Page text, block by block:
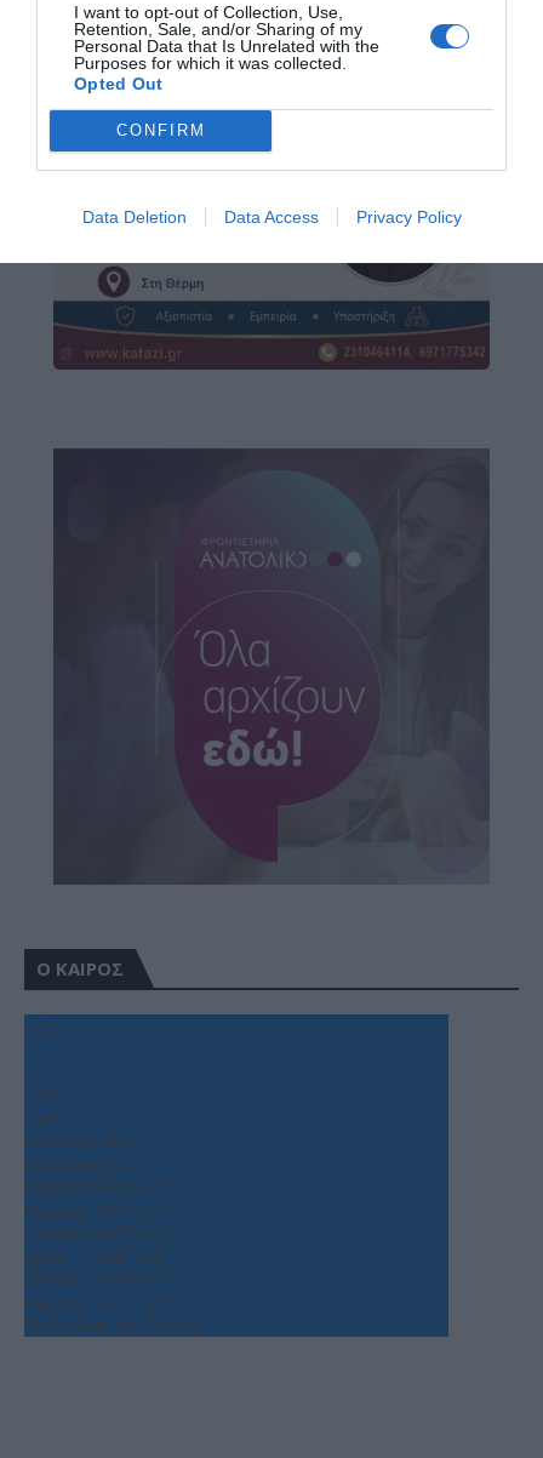
I want to opt-out of Collection, Use,
Retention, Sale, and/or Sharing of my
Personal Data that Is Unrelated with the
Purposes for which it was collected.
Opted Out
CONFIRM
Data Deletion Data Access Privacy Policy
Ο ΚΑΙΡΟΣ
+33
°
C
+34°
+26°
Θεσσαλονίκη
Παρασκευή, 07
Σάββατο+36°+23°
Κυριακή +37°+27°
Δευτέρα +35°+26°
Τρίτη
+36°+25°
Τετάρτη +36°+25°
Πέμπτη
+37°+25°
Πρόγνωση για 7 μέρες